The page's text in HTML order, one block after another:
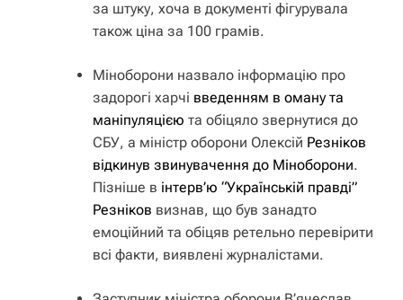
за штуку, хоча в документі фігурувала
також ціна за 100 грамів.
Міноборони назвало інформацію про
задорогі харчі введенням в оману та
маніпуляцією та обіцяло звернутися до
СБУ, а міністр оборони Олексій Резніков
відкинув звинувачення до Міноборони.
Пізніше в інтерв’ю “Українській правді”
Резніков визнав, що був занадто
емоційний та обіцяв ретельно перевірити
всі факти, виявлені журналістами.